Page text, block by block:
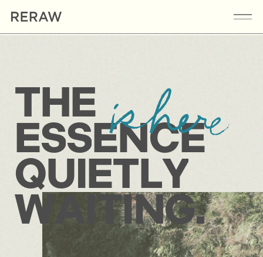
THE
ESSENCE
QUIETLY
WAITING.